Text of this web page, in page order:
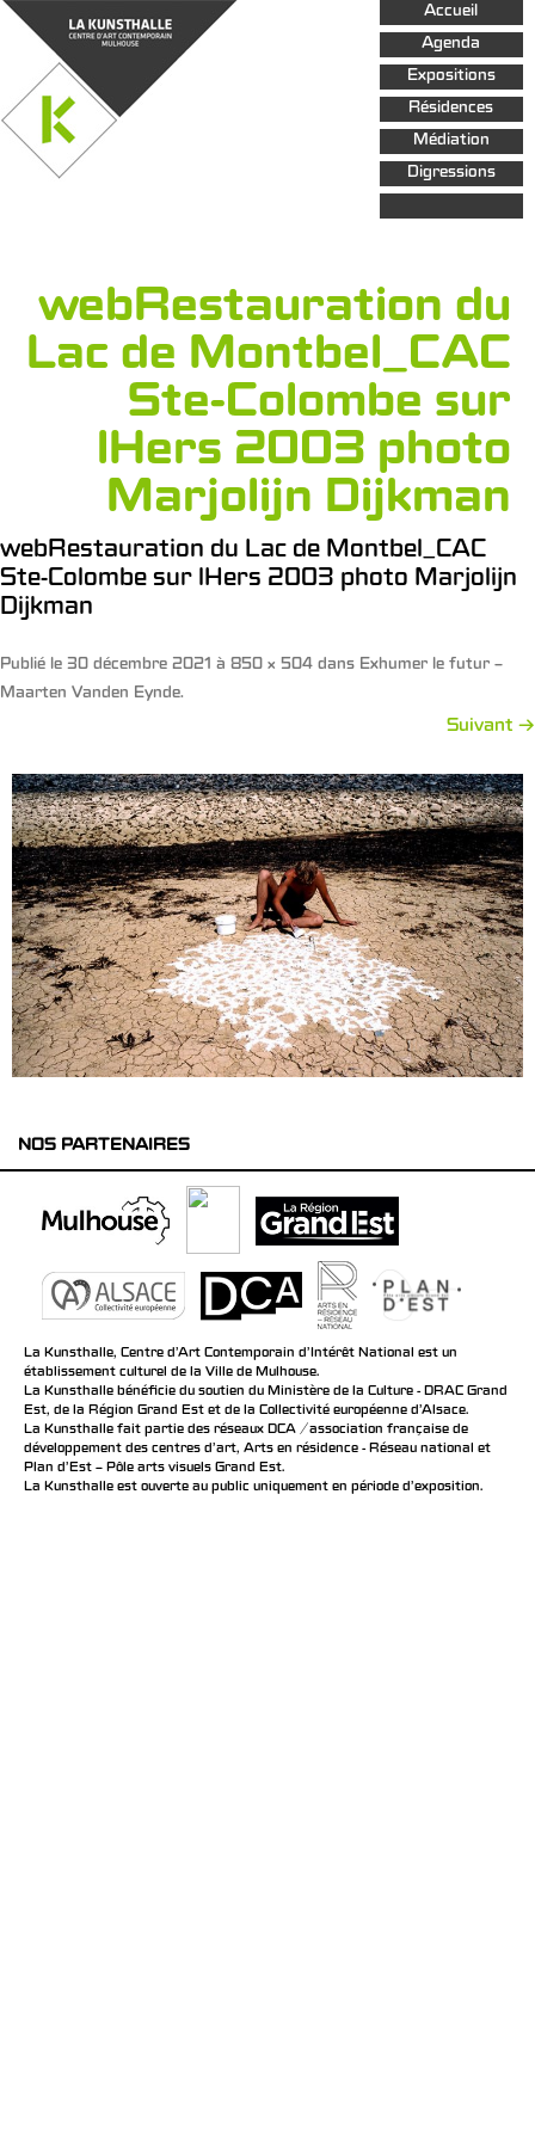
Aller au
contenu
principal
Accueil
Agenda
Expositions
Résidences
Médiation
Digressions
webRestauration du
Lac de Montbel_CAC
Ste-Colombe sur
lHers 2003 photo
Marjolijn Dijkman
webRestauration du Lac de Montbel_CAC
Ste-Colombe sur lHers 2003 photo Marjolijn
Dijkman
Publié le 30 décembre 2021 à 850 × 504 dans Exhumer le futur –
Maarten Vanden Eynde.
Suivant →
NOS PARTENAIRES
La Kunsthalle, Centre d’Art Contemporain d’Intérêt National est un
établissement culturel de la Ville de Mulhouse.
La Kunsthalle bénéficie du soutien du Ministère de la Culture - DRAC Grand
Est, de la Région Grand Est et de la Collectivité européenne d’Alsace.
La Kunsthalle fait partie des réseaux DCA / association française de
développement des centres d'art, Arts en résidence - Réseau national et
Plan d’Est – Pôle arts visuels Grand Est.
La Kunsthalle est ouverte au public uniquement en période d'exposition.